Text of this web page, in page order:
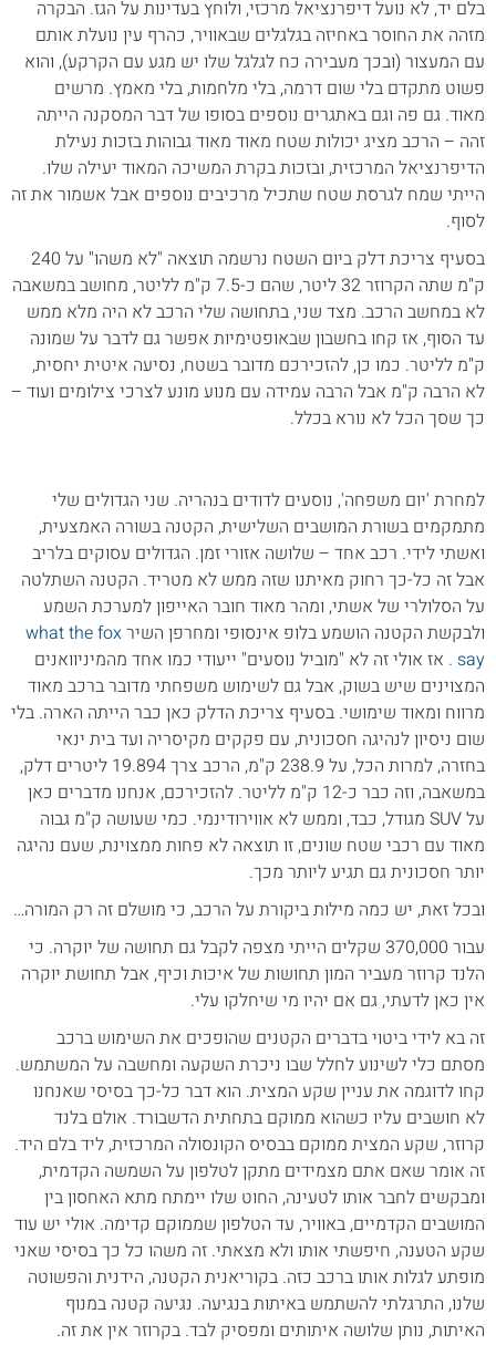
בלם יד, לא נועל דיפרנציאל מרכזי, ולוחץ בעדינות על הגז. הבקרה
מזהה את החוסר באחיזה בגלגלים שבאוויר, כהרף עין נועלת אותם
עם המעצור (ובכך מעבירה כח לגלגל שלו יש מגע עם הקרקע), והוא
פשוט מתקדם בלי שום דרמה, בלי מלחמות, בלי מאמץ. מרשים
מאוד. גם פה וגם באתגרים נוספים בסופו של דבר המסקנה הייתה
זהה – הרכב מציג יכולות שטח מאוד מאוד גבוהות בזכות נעילת
הדיפרנציאל המרכזית, ובזכות בקרת המשיכה המאוד יעילה שלו.
הייתי שמח לגרסת שטח שתכיל מרכיבים נוספים אבל אשמור את זה
לסוף.
בסעיף צריכת דלק ביום השטח נרשמה תוצאה "לא משהו" על 240
ק"מ שתה הקרוזר 32 ליטר, שהם כ-7.5 ק"מ לליטר, מחושב במשאבה
לא במחשב הרכב. מצד שני, בתחושה שלי הרכב לא היה מלא ממש
עד הסוף, אז קחו בחשבון שבאופטימיות אפשר גם לדבר על שמונה
ק"מ לליטר. כמו כן, להזכירכם מדובר בשטח, נסיעה איטית יחסית,
לא הרבה ק"מ אבל הרבה עמידה עם מנוע מונע לצרכי צילומים ועוד –
כך שסך הכל לא נורא בכלל.
למחרת 'יום משפחה', נוסעים לדודים בנהריה. שני הגדולים שלי
מתמקמים בשורת המושבים השלישית, הקטנה בשורה האמצעית,
ואשתי לידי. רכב אחד – שלושה אזורי זמן. הגדולים עסוקים בלריב
אבל זה כל-כך רחוק מאיתנו שזה ממש לא מטריד. הקטנה השתלטה
על הסלולרי של אשתי, ומהר מאוד חובר האייפון למערכת השמע
ולבקשת הקטנה הושמע בלופ אינסופי ומחרפן השירwhat the fox
say . אז אולי זה לא "מוביל נוסעים" ייעודי כמו אחד מהמיניוואנים
המצוינים שיש בשוק, אבל גם לשימוש משפחתי מדובר ברכב מאוד
מרווח ומאוד שימושי. בסעיף צריכת הדלק כאן כבר הייתה הארה. בלי
שום ניסיון לנהיגה חסכונית, עם פקקים מקיסריה ועד בית ינאי
בחזרה, למרות הכל, על 238.9 ק"מ, הרכב צרך 19.894 ליטרים דלק,
במשאבה, וזה כבר כ-12 ק"מ לליטר. להזכירכם, אנחנו מדברים כאן
על SUV מגודל, כבד, וממש לא אווירודינמי. כמי שעושה ק"מ גבוה
מאוד עם רכבי שטח שונים, זו תוצאה לא פחות ממצוינת, שעם נהיגה
יותר חסכונית גם תגיע ליותר מכך.
ובכל זאת, יש כמה מילות ביקורת על הרכב, כי מושלם זה רק המורה…
עבור 370,000 שקלים הייתי מצפה לקבל גם תחושה של יוקרה. כי
הלנד קרוזר מעביר המון תחושות של איכות וכיף, אבל תחושת יוקרה
אין כאן לדעתי, גם אם יהיו מי שיחלקו עלי.
זה בא לידי ביטוי בדברים הקטנים שהופכים את השימוש ברכב
מסתם כלי לשינוע לחלל שבו ניכרת השקעה ומחשבה על המשתמש.
קחו לדוגמה את עניין שקע המצית. הוא דבר כל-כך בסיסי שאנחנו
לא חושבים עליו כשהוא ממוקם בתחתית הדשבורד. אולם בלנד
קרוזר, שקע המצית ממוקם בבסיס הקונסולה המרכזית, ליד בלם היד.
זה אומר שאם אתם מצמידים מתקן לטלפון על השמשה הקדמית,
ומבקשים לחבר אותו לטעינה, החוט שלו יימתח מתא האחסון בין
המושבים הקדמיים, באוויר, עד הטלפון שממוקם קדימה. אולי יש עוד
שקע הטענה, חיפשתי אותו ולא מצאתי. זה משהו כל כך בסיסי שאני
מופתע לגלות אותו ברכב כזה. בקוריאנית הקטנה, הידנית והפשוטה
שלנו, התרגלתי להשתמש באיתות בנגיעה. נגיעה קטנה במנוף
האיתות, נותן שלושה איתותים ומפסיק לבד. בקרוזר אין את זה.